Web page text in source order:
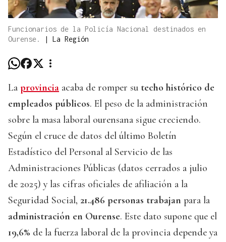
Funcionarios de la Policía Nacional destinados en
Ourense.
| La Región
La provincia acaba de romper su techo histórico de
empleados públicos. El peso de la administración
sobre la masa laboral ourensana sigue creciendo.
Según el cruce de datos del último Boletín
Estadístico del Personal al Servicio de las
Administraciones Públicas (datos cerrados a julio
de 2025) y las cifras oficiales de afiliación a la
Seguridad Social, 21.486 personas trabajan para la
administración en Ourense. Este dato supone que el
19,6% de la fuerza laboral de la provincia depende ya